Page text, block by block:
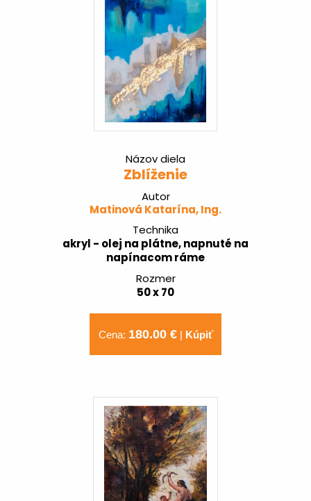
Názov diela
Zblíženie
Autor
Matinová Katarína, Ing.
Technika
akryl - olej na plátne, napnuté na
napínacom ráme
Rozmer
50 x 70
Cena: 180.00 €| Kúpiť